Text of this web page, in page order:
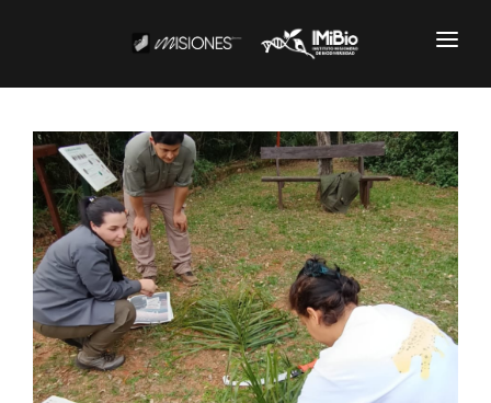
CARTOGRAFÍA
DOCUMENTOS INSTITUCIONALES
EL IMIBIO
NOTICIAS
Productos y Servicios